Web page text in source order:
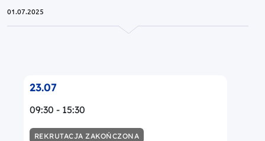
01.07.2025
23.07
09:30 - 15:30
REKRUTACJA ZAKOŃCZONA